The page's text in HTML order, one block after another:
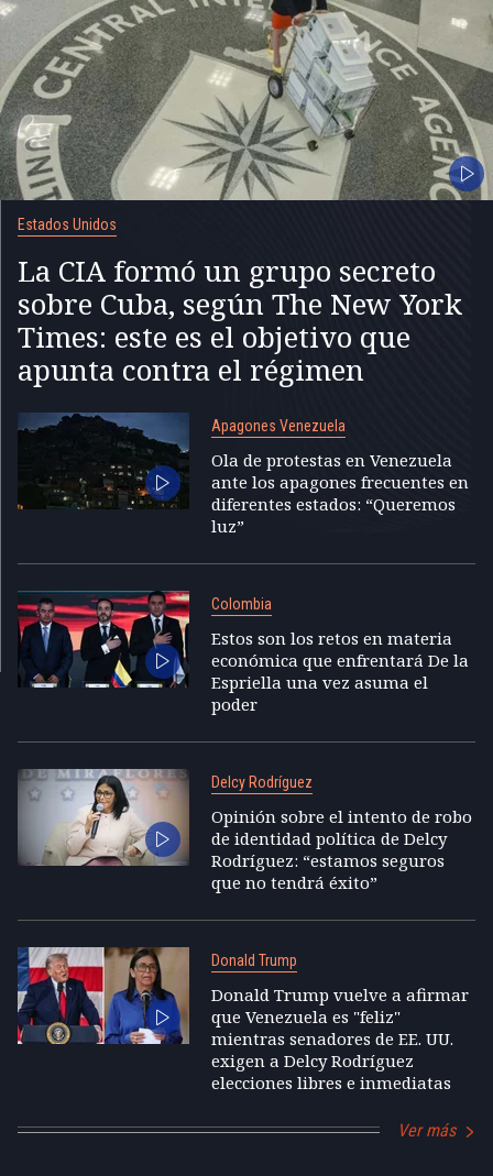
Estados Unidos
La CIA formó un grupo secreto
sobre Cuba, según The New York
Times: este es el objetivo que
apunta contra el régimen
Apagones Venezuela
Ola de protestas en Venezuela
ante los apagones frecuentes en
diferentes estados: “Queremos
luz”
Colombia
Estos son los retos en materia
económica que enfrentará De la
Espriella una vez asuma el
poder
Delcy Rodríguez
Opinión sobre el intento de robo
de identidad política de Delcy
Rodríguez: “estamos seguros
que no tendrá éxito”
Donald Trump
Donald Trump vuelve a afirmar
que Venezuela es "feliz"
mientras senadores de EE. UU.
exigen a Delcy Rodríguez
elecciones libres e inmediatas
Ver más